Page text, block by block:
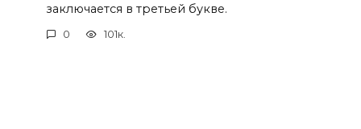
заключается в третьей букве.
0 101к.